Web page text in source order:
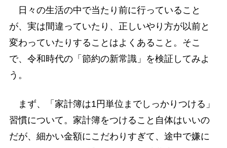
日々の生活の中で当たり前に行っていること
が、実は間違っていたり、正しいやり方が以前と
変わっていたりすることはよくあること。そこ
で、令和時代の「節約の新常識」を検証してみよ
う。
まず、「家計簿は1円単位までしっかりつける」
習慣について。家計簿をつけること自体はいいの
だが、細かい金額にこだわりすぎて、途中で嫌に